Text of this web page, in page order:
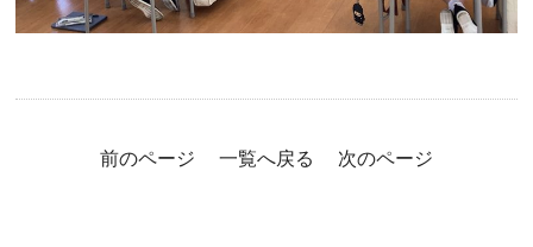
前のページ 次のページ
一覧へ戻る